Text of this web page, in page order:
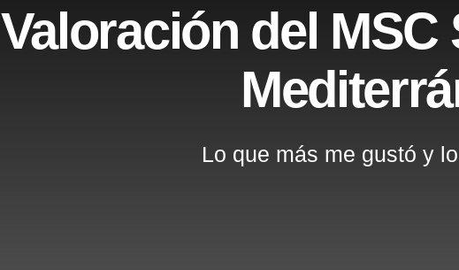
Valoración del MSC
Lo que más me gustó y